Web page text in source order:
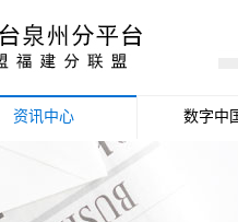
资讯中心 数字中